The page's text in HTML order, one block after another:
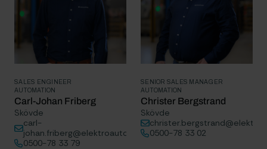
SALES ENGINEER
AUTOMATION
Carl-Johan Friberg
Skövde
carl-
johan.friberg@elektroautomatik.se
0500-78 33 79
SENIOR SALES MANAGER
AUTOMATION
Christer Bergstrand
Skövde
0500-78 33 02